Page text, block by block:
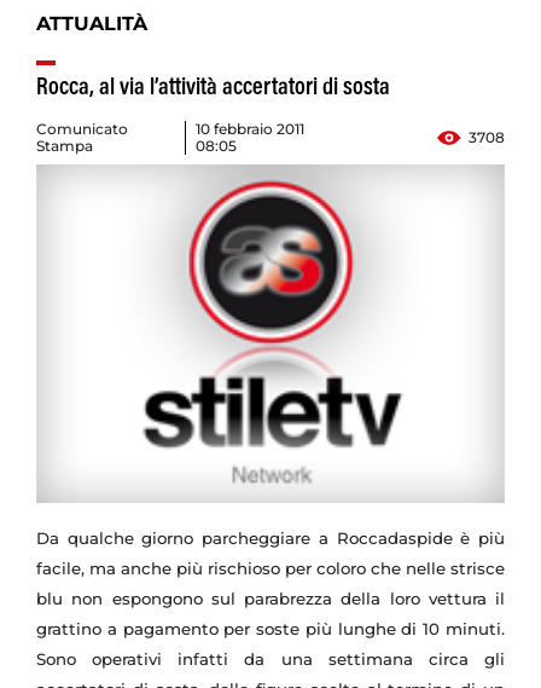
ATTUALITÀ
Rocca, al via l’attività accertatori di sosta
Comunicato
Stampa
10 febbraio 2011
08:05
3708
Da qualche giorno parcheggiare a Roccadaspide è più
facile, ma anche più rischioso per coloro che nelle strisce
blu non espongono sul parabrezza della loro vettura il
grattino a pagamento per soste più lunghe di 10 minuti.
Sono operativi infatti da una settimana circa gli